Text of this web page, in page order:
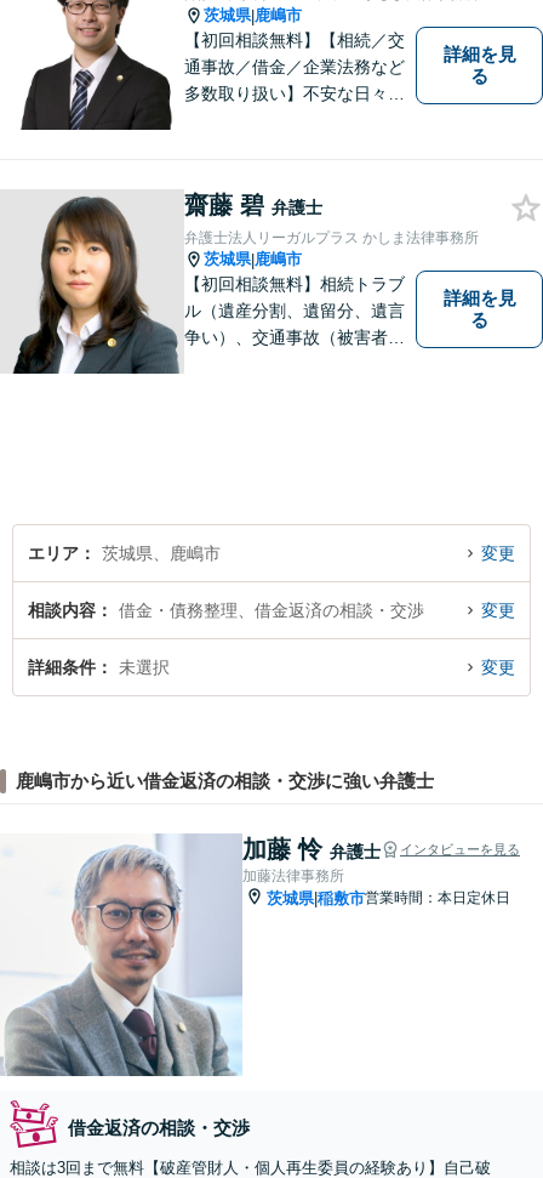
茨城県|鹿嶋市
【初回相談無料】【相続／交
通事故／借金／企業法務など
多数取り扱い】不安な日々を
まいります。法律的知見のア
ップデートを怠りません。
詳細を見
る
齋藤 碧 弁護士
弁護士法人リーガルプラス かしま法律事務所
茨城県|鹿嶋市
【初回相談無料】相続トラブ
ル（遺産分割、遺留分、遺言
争い）、交通事故（被害者
詳細を見
る
エリア 茨城県、鹿嶋市 変更
相談内容 借金・債務整理、借金返済の相談・交渉 変更
詳細条件 未選択 変更
鹿嶋市から近い借金返済の相談・交渉に強い弁護士
加藤 怜 弁護士 インタビューを見る
加藤法律事務所
茨城県|稲敷市営業時間：本日定休日
借金返済の相談・交渉
相談は3回まで無料【破産管財人・個人再生委員の経験あり】自己破